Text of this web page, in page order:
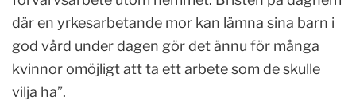
där en yrkesarbetande mor kan lämna sina barn i
god vård under dagen gör det ännu för många
kvinnor omöjligt att ta ett arbete som de skulle
vilja ha”.